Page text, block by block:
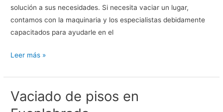
solución a sus necesidades. Si necesita vaciar un lugar,
contamos con la maquinaria y los especialistas debidamente
capacitados para ayudarle en el
Vaciado
pisos
en
Alcalá
Leer más »
Vaciado de pisos en